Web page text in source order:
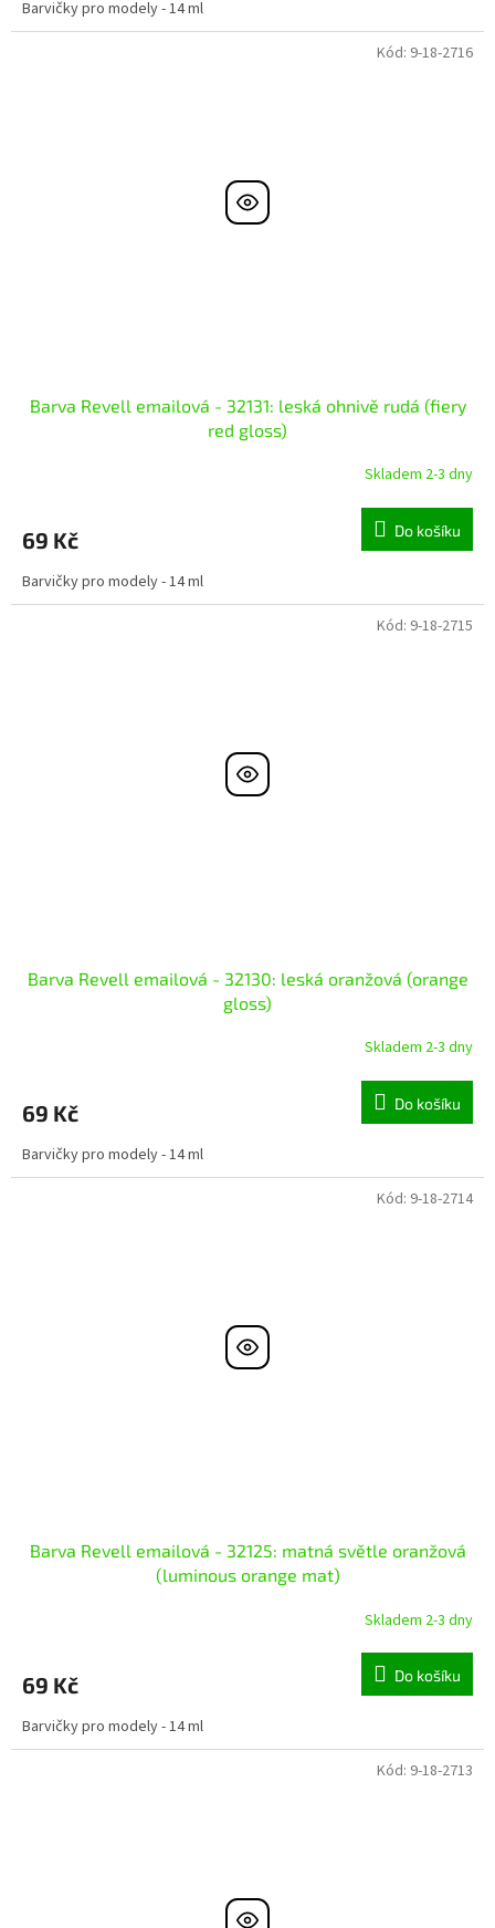
Barvičky pro modely - 14 ml
Barva Revell emailová - 32131: leská ohnivě rudá (fiery
red gloss)
Skladem 2-3 dny
69 Kč Do košíku
Barvičky pro modely - 14 ml
Kód: 9-18-2716
Barva Revell emailová - 32130: leská oranžová (orange
gloss)
Skladem 2-3 dny
69 Kč Do košíku
Barvičky pro modely - 14 ml
Kód: 9-18-2715
Barva Revell emailová - 32125: matná světle oranžová
(luminous orange mat)
Skladem 2-3 dny
69 Kč Do košíku
Barvičky pro modely - 14 ml
Kód: 9-18-2714
Kód: 9-18-2713